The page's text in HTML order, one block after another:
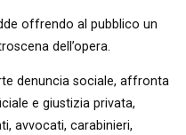
offrendo al pubblico un
dell’opera.
denuncia sociale, affronta
e giustizia privata,
avvocati, carabinieri,